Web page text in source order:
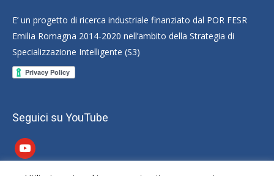
E’ un progetto di ricerca industriale finanziato dal POR FESR
Emilia Romagna 2014-2020 nell’ambito della Strategia di
Specializzazione Intelligente (S3)
Seguici su YouTube
youtube